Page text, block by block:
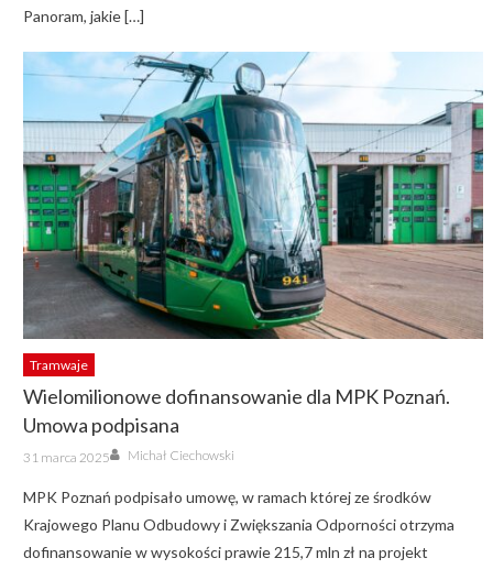
Panoram, jakie […]
Tramwaje
Wielomilionowe dofinansowanie dla MPK Poznań.
Umowa podpisana
Posted
on
31 marca 2025 Author
Michał Ciechowski
MPK Poznań podpisało umowę, w ramach której ze środków
Krajowego Planu Odbudowy i Zwiększania Odporności otrzyma
dofinansowanie w wysokości prawie 215,7 mln zł na projekt